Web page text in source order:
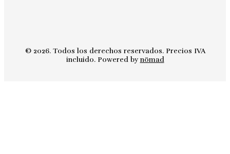
© 2026. Todos los derechos reservados. Precios IVA
incluido. Powered bynömad